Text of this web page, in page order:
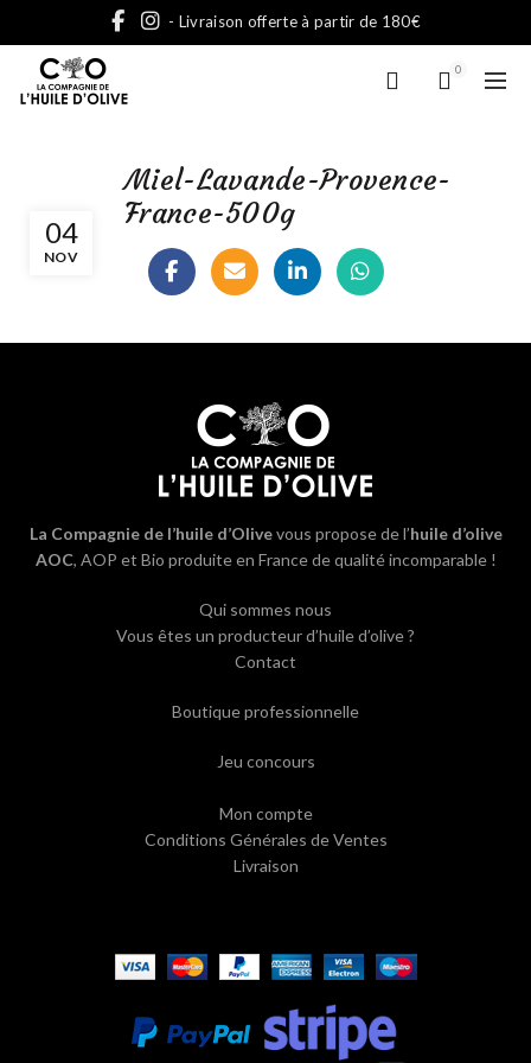
- Livraison offerte à partir de 180€
0
04
NOV
Miel-Lavande-Provence-
France-500g
La Compagnie de l’huile d’Olivevous propose de l’huile d’olive
AOC, AOP et Bio produite en France de qualité incomparable !
Qui sommes nous
Vous êtes un producteur d’huile d’olive ?
Contact
Boutique professionnelle
Jeu concours
Mon compte
Conditions Générales de Ventes
Livraison